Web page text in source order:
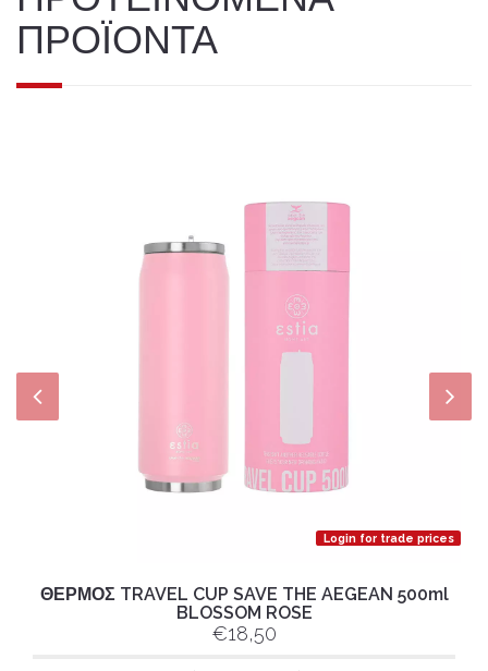
ΠΡΟΪΟΝΤΑ
Login for trade prices
ΘΕΡΜΟΣ TRAVEL CUP SAVE THE AEGEAN 500ml
BLOSSOM ROSE
€18,50